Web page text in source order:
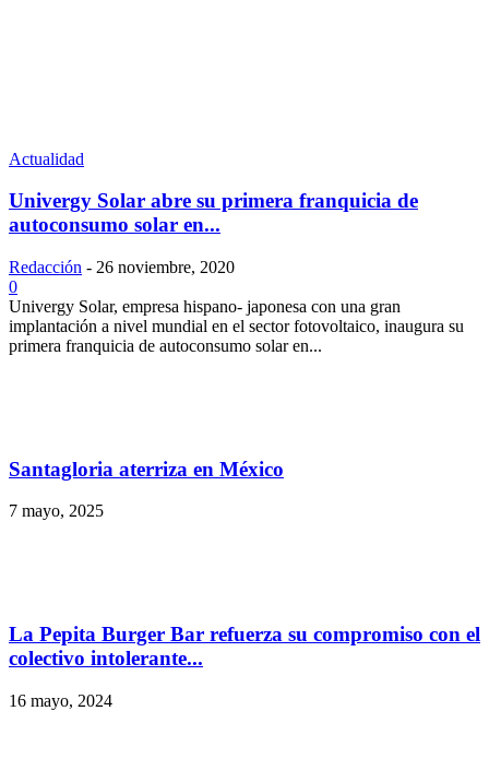
Actualidad
Univergy Solar abre su primera franquicia de
autoconsumo solar en...
Redacción - 26 noviembre, 2020
0
Univergy Solar, empresa hispano- japonesa con una gran
implantación a nivel mundial en el sector fotovoltaico, inaugura su
primera franquicia de autoconsumo solar en...
Santagloria aterriza en México
7 mayo, 2025
La Pepita Burger Bar refuerza su compromiso con el
colectivo intolerante...
16 mayo, 2024